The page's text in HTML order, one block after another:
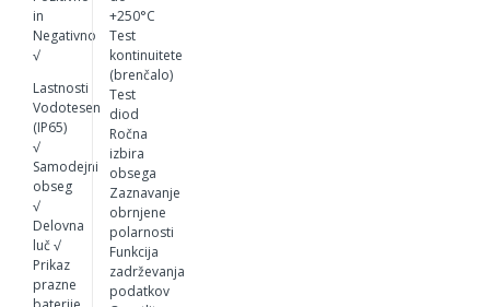
in
Negativno
√
Lastnosti
Vodotesen
(IP65)
√
Samodejni
obseg
√
Delovna
luč √
Prikaz
prazne
+250°C
Test
kontinuitete
(brenčalo)
Test
diod
Ročna
izbira
obsega
Zaznavanje
obrnjene
polarnosti
Funkcija
zadrževanja
podatkov